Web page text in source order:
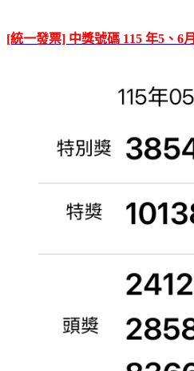
[統一發票] 中獎號碼 115 年5、6月